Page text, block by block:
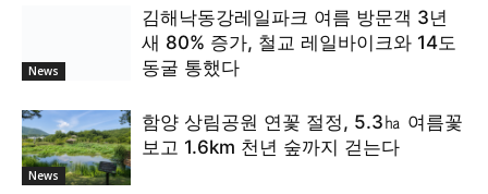
News
김해낙동강레일파크 여름 방문객 3년
새 80% 증가, 철교 레일바이크와 14도
동굴 통했다
News
함양 상림공원 연꽃 절정, 5.3㏊ 여름꽃
보고 1.6km 천년 숲까지 걷는다